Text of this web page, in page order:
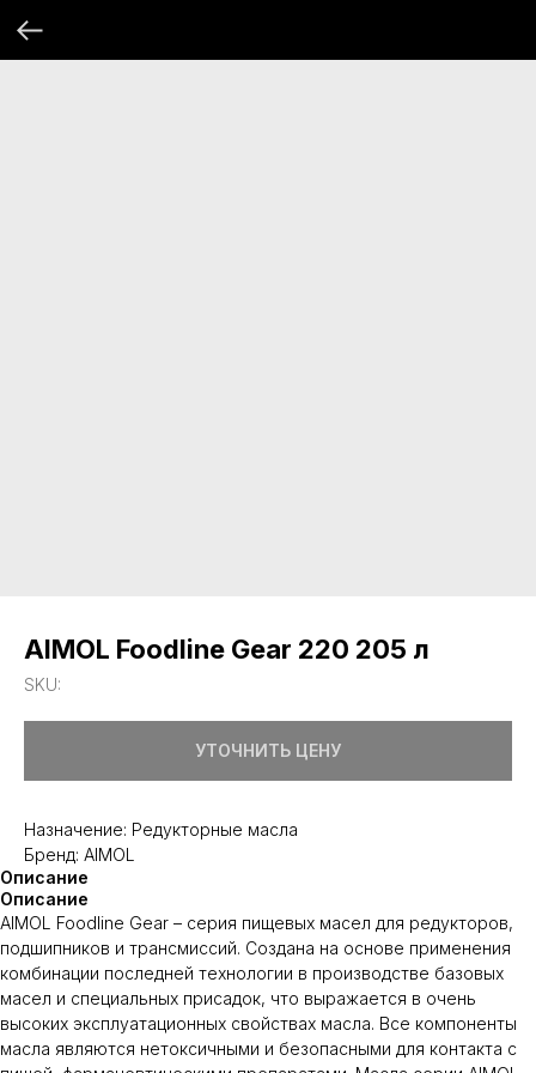
AIMOL Foodline Gear 220 205 л
SKU:
УТОЧНИТЬ ЦЕНУ
Назначение: Редукторные масла
Бренд: AIMOL
Описание
Описание
AIMOL Foodline Gear – серия пищевых масел для редукторов,
подшипников и трансмиссий. Создана на основе применения
комбинации последней технологии в производстве базовых
масел и специальных присадок, что выражается в очень
высоких эксплуатационных свойствах масла. Все компоненты
масла являются нетоксичными и безопасными для контакта с